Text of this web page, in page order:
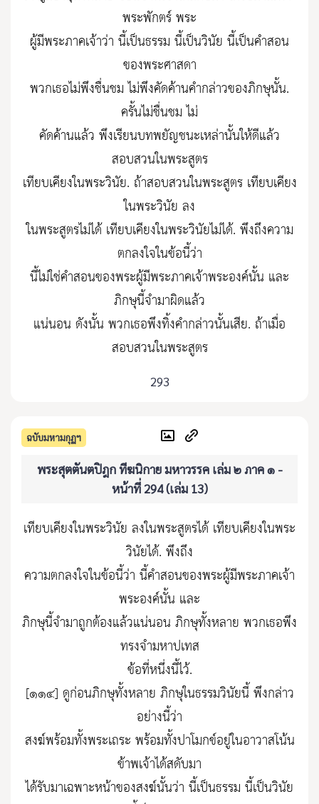
พระพักตร์ พระ
ผู้มีพระภาคเจ้าว่า นี้เป็นธรรม นี้เป็นวินัย นี้เป็นคำสอน
ของพระศาสดา
พวกเธอไม่พึงชื่นชม ไม่พึงคัดค้านคำกล่าวของภิกษุนั้น.
ครั้นไม่ชื่นชม ไม่
คัดค้านแล้ว พึงเรียนบทพยัญชนะเหล่านั้นให้ดีแล้ว
สอบสวนในพระสูตร
เทียบเคียงในพระวินัย. ถ้าสอบสวนในพระสูตร เทียบเคียง
ในพระวินัย ลง
ในพระสูตรไม่ได้ เทียบเคียงในพระวินัยไม่ได้. พึงถึงความ
ตกลงใจในข้อนี้ว่า
นี้ไม่ใช่คำสอนของพระผู้มีพระภาคเจ้าพระองค์นั้น และ
ภิกษุนี้จำมาผิดแล้ว
แน่นอน ดังนั้น พวกเธอพึงทิ้งคำกล่าวนั้นเสีย. ถ้าเมื่อ
สอบสวนในพระสูตร
293
ฉบับมหามกุฏฯ
พระสุตตันตปิฎก ทีฆนิกาย มหาวรรค เล่ม ๒ ภาค ๑ -
หน้าที่ 294 (เล่ม 13)
เทียบเคียงในพระวินัย ลงในพระสูตรได้ เทียบเคียงในพระ
วินัยได้. พึงถึง
ความตกลงใจในข้อนี้ว่า นี้คำสอนของพระผู้มีพระภาคเจ้า
พระองค์นั้น และ
ภิกษุนี้จำมาถูกต้องแล้วแน่นอน ภิกษุทั้งหลาย พวกเธอพึง
ทรงจำมหาปเทส
ข้อที่หนึ่งนี้ไว้.
[๑๑๔] ดูก่อนภิกษุทั้งหลาย ภิกษุในธรรมวินัยนี้ พึงกล่าว
อย่างนี้ว่า
สงฆ์พร้อมทั้งพระเถระ พร้อมทั้งปาโมกข์อยู่ในอาวาสโน้น
ข้าพเจ้าได้สดับมา
ได้รับมาเฉพาะหน้าของสงฆ์นั้นว่า นี้เป็นธรรม นี้เป็นวินัย